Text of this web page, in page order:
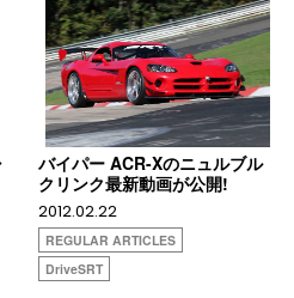
バイパー ACR-Xのニュルブル
クリンク最新動画が公開!
2012.02.22
REGULAR ARTICLES
DriveSRT